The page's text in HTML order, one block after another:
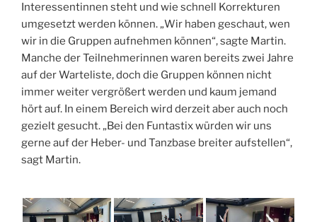
Interessentinnen steht und wie schnell Korrekturen
umgesetzt werden können. „Wir haben geschaut, wen
wir in die Gruppen aufnehmen können“, sagte Martin.
Manche der Teilnehmerinnen waren bereits zwei Jahre
auf der Warteliste, doch die Gruppen können nicht
immer weiter vergrößert werden und kaum jemand
hört auf. In einem Bereich wird derzeit aber auch noch
gezielt gesucht. „Bei den Funtastix würden wir uns
gerne auf der Heber- und Tanzbase breiter aufstellen“,
sagt Martin.